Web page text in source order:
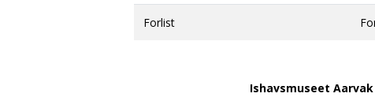
Forlist
Ishavsmuseet Aarvak